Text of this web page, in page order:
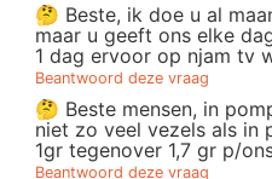
🤔 Beste, ik doe u al
maar u geeft ons elke
1 dag ervoor op njam tv
Beantwoord deze vraag
🤔 Beste mensen, in
niet zo veel vezels als in
1gr tegenover 1,7 gr p/
Beantwoord deze vraag